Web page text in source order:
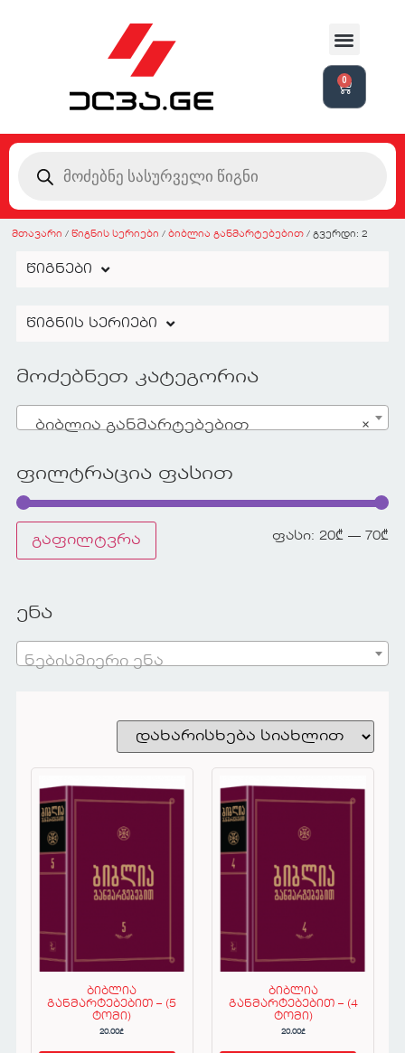
0
მთავარი /წიგნის სერიები /ბიბლია განმარტებებით / გვერდი: 2
წიგნები
წიგნის სერიები
მოძებნეთ კატეგორია
×
ბიბლია განმარტებებით
ფილტრაცია ფასით
გაფილტვრა ფასი: 20₾ —70₾
ენა
ნებისმიერი ენა
ბიბლია
განმარტებებით – (5
ტომი)
20.00₾
ბიბლია
განმარტებებით – (4
ტომი)
20.00₾